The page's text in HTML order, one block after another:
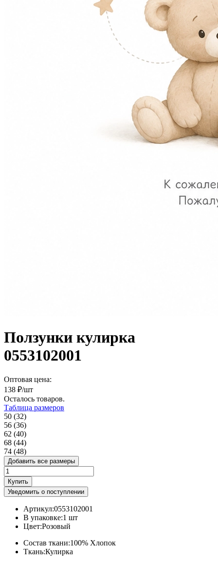
Ползунки кулирка
0553102001
Оптовая цена:
138 ₽/шт
Осталось товаров.
Таблица размеров
50 (32)
56 (36)
62 (40)
68 (44)
74 (48)
Добавить все размеры
Купить
Уведомить о поступлении
Артикул:0553102001
В упаковке:1 шт
Цвет:Розовый
Состав ткани:100% Хлопок
Ткань:Кулирка